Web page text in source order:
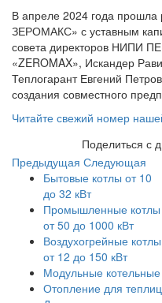
В апреле 2024 года
ЗЕРОМАКС» с уставным
совета директоров НИПИ
«ZEROMAX», Искандер
Теплогарант Евгений
создания совместного
Читайте свежий номер
Поделиться с
Предыдущая Следующая
Бытовые котлы от 10
до 32 кВт
Промышленные котлы
от 50 до 1000 кВт
Воздухогрейные котлы
от 12 до 150 кВт
Модульные котельные
Отопление для теплиц